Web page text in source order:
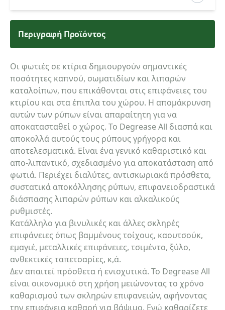
Κατηγορία ενδιαφερόμενου
Όνομα
Τηλέφωνο
email
Σχόλια:
Αποστολή
Περιγραφή Προϊόντος
Οι φωτιές σε κτίρια δημιουργούν σημαντικές
ποσότητες καπνού, σωματιδίων και λιπαρών
καταλοίπων, που επικάθονται στις επιφάνειες του
κτιρίου και στα έπιπλα του χώρου. Η απομάκρυνση
αυτών των ρύπων είναι απαραίτητη για να
αποκατασταθεί ο χώρος. Το Degrease All διασπά και
αποκολλά αυτούς τους ρύπους γρήγορα και
αποτελεσματικά. Είναι ένα γενικό καθαριστικό και
απο-λιπαντικό, σχεδιασμένο για αποκατάσταση από
φωτιά. Περιέχει διαλύτες, αντισκωριακά πρόσθετα,
συστατικά αποκόλλησης ρύπων, επιφανειοδραστικά
διάσπασης λιπαρών ρύπων και αλκαλικούς
ρυθμιστές.
Κατάλληλο για βινυλικές και άλλες σκληρές
επιφάνειες όπως βαμμένους τοίχους, καουτσούκ,
εμαγιέ, μεταλλικές επιφάνειες, τσιμέντο, ξύλο,
ανθεκτικές ταπετσαρίες, κ,ά.
Δεν απαιτεί πρόσθετα ή ενισχυτικά. Το Degrease All
είναι οικονομικό στη χρήση μειώνοντας το χρόνο
καθαρισμού των σκληρών επιφανειών, αφήνοντας
την επιφάνεια καθαρή για βάψιμο. Ενώ καθαρίζετε